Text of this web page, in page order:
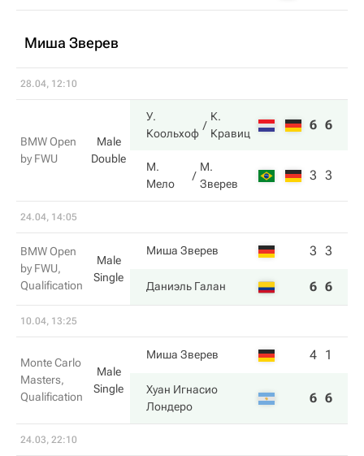
Миша Зверев
28.04, 12:10
BMW Open
by FWU
Male
Double
У.
Коольхоф
К.
Кравиц
6 6
М.
Мело
М.
Зверев
3 3
24.04, 14:05
BMW Open
by FWU,
Qualification
Male
Single
Миша Зверев 3 3
Даниэль Галан 6 6
10.04, 13:25
Monte Carlo
Masters,
Qualification
Male
Single
Миша Зверев 4 1
Хуан Игнасио
Лондеро
6 6
24.03, 22:10